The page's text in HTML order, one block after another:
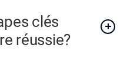
clés
réussie?